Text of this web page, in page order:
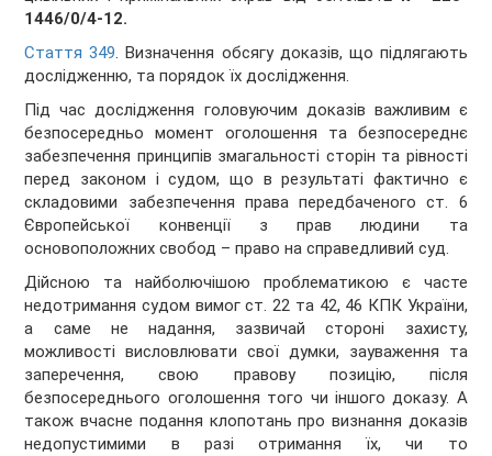
1446/0/4-12.
Стаття 349. Визначення обсягу доказів, що підлягають
дослідженню, та порядок їх дослідження.
Під час дослідження головуючим доказів важливим є
безпосередньо момент оголошення та безпосереднє
забезпечення принципів змагальності сторін та рівності
перед законом і судом, що в результаті фактично є
складовими забезпечення права передбаченого ст. 6
Європейської конвенції з прав людини та
основоположних свобод – право на справедливий суд.
Дійсною та найболючішою проблематикою є часте
недотримання судом вимог ст. 22 та 42, 46 КПК України,
а саме не надання, зазвичай стороні захисту,
можливості висловлювати свої думки, зауваження та
заперечення, свою правову позицію, після
безпосереднього оголошення того чи іншого доказу. А
також вчасне подання клопотань про визнання доказів
недопустимими в разі отримання їх, чи то